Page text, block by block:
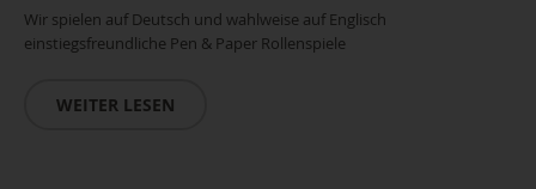
Wir spielen auf Deutsch und wahlweise auf Englisch
einstiegsfreundliche Pen & Paper Rollenspiele
WEITER LESEN